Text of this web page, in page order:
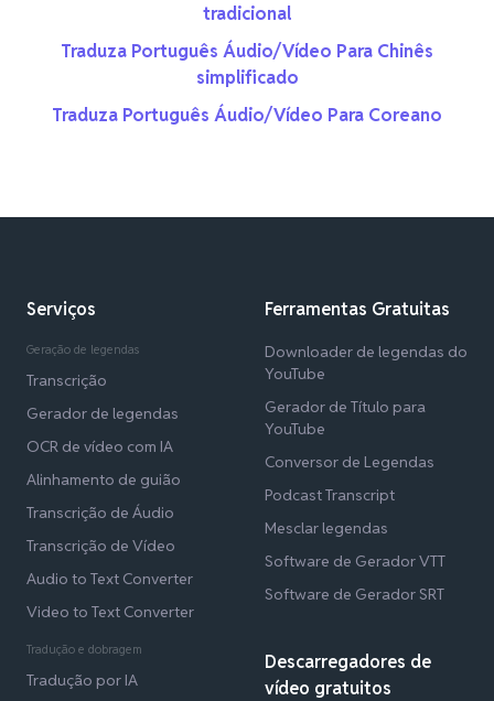
tradicional
Traduza Português Áudio/Vídeo Para Chinês
simplificado
Traduza Português Áudio/Vídeo Para Coreano
Serviços
Geração de legendas
Transcrição
Gerador de legendas
OCR de vídeo com IA
Alinhamento de guião
Transcrição de Áudio
Transcrição de Vídeo
Audio to Text Converter
Video to Text Converter
Tradução e dobragem
Tradução por IA
Ferramentas Gratuitas
Downloader de legendas do
YouTube
Gerador de Título para
YouTube
Conversor de Legendas
Podcast Transcript
Mesclar legendas
Software de Gerador VTT
Software de Gerador SRT
Descarregadores de
vídeo gratuitos